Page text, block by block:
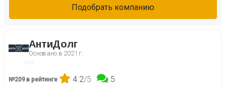
Подобрать компанию
АнтиДолг
Основано в 2021 г.
№209 в рейтинге 4.2/5 5